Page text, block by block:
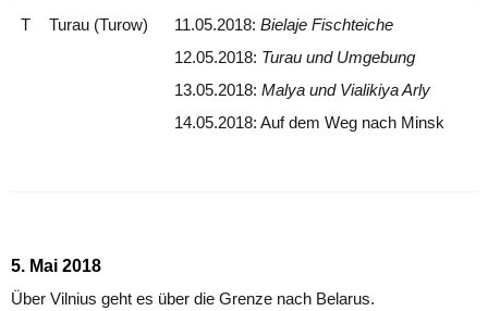
T Turau (Turow) 11.05.2018: Bielaje Fischteiche
12.05.2018: Turau und Umgebung
13.05.2018: Malya und Vialikiya Arly
14.05.2018: Auf dem Weg nach Minsk
5. Mai 2018
Über Vilnius geht es über die Grenze nach Belarus.